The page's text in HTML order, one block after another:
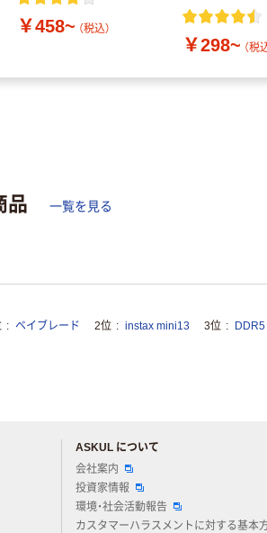
￥458~ （税込）
￥298~ （税
品 一覧を見る
ベイブレード 2位 instax mini13 3位
ASKUL について
会社案内
投資家情報
環境・社会活動報告
カスタマーハラスメントに対する基本